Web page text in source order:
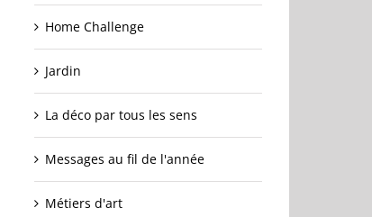
Home Challenge
Jardin
La déco par tous les sens
Messages au fil de l'année
Métiers d'art